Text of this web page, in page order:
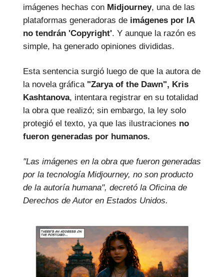
imágenes hechas con Midjourney, una de las
plataformas generadoras de imágenes por IA
no tendrán 'Copyright'. Y aunque la razón es
simple, ha generado opiniones divididas.
Esta sentencia surgió luego de que la autora de
la novela gráfica "Zarya of the Dawn", Kris
Kashtanova, intentara registrar en su totalidad
la obra que realizó; sin embargo, la ley solo
protegió el texto, ya que las ilustraciones no
fueron generadas por humanos.
"Las imágenes en la obra que fueron generadas
por la tecnología Midjourney, no son producto
de la autoría humana", decretó la Oficina de
Derechos de Autor en Estados Unidos.